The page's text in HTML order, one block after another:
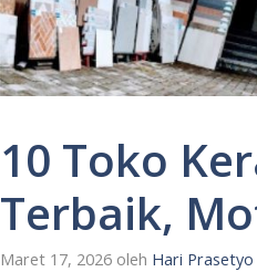
10 Toko
Terbaik,
Maret 17, 2026 oleh Hari Prasetyo